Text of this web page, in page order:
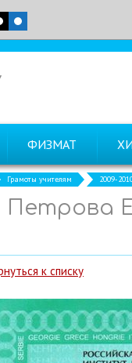
ФИЗМАТ
Грамоты учителям 2009-
Петрова
к списку